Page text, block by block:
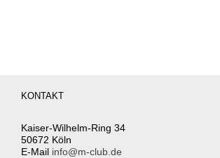
KONTAKT
Kaiser-Wilhelm-Ring 34
50672 Köln
E-Mail info@m-club.de